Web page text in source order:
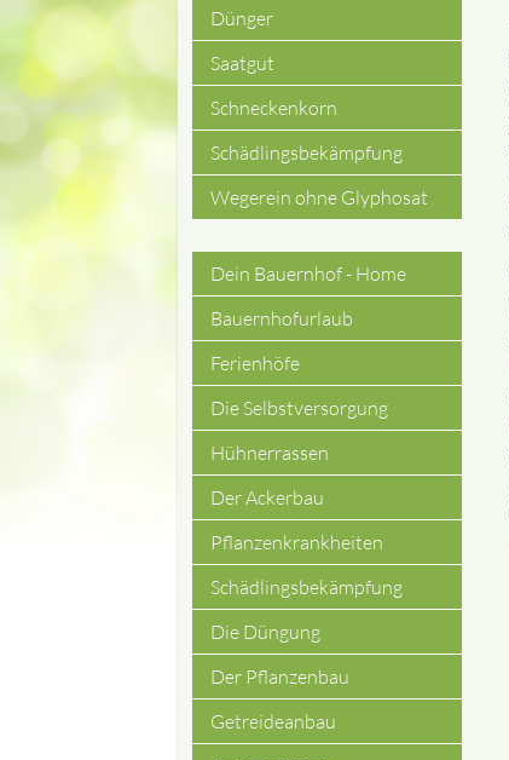
Dünger
Saatgut
Schneckenkorn
Schädlingsbekämpfung
Wegerein ohne Glyphosat
Navigation
überspringen
Dein Bauernhof - Home
Bauernhofurlaub
Ferienhöfe
Die Selbstversorgung
Hühnerrassen
Der Ackerbau
Pflanzenkrankheiten
Schädlingsbekämpfung
Die Düngung
Der Pflanzenbau
Getreideanbau